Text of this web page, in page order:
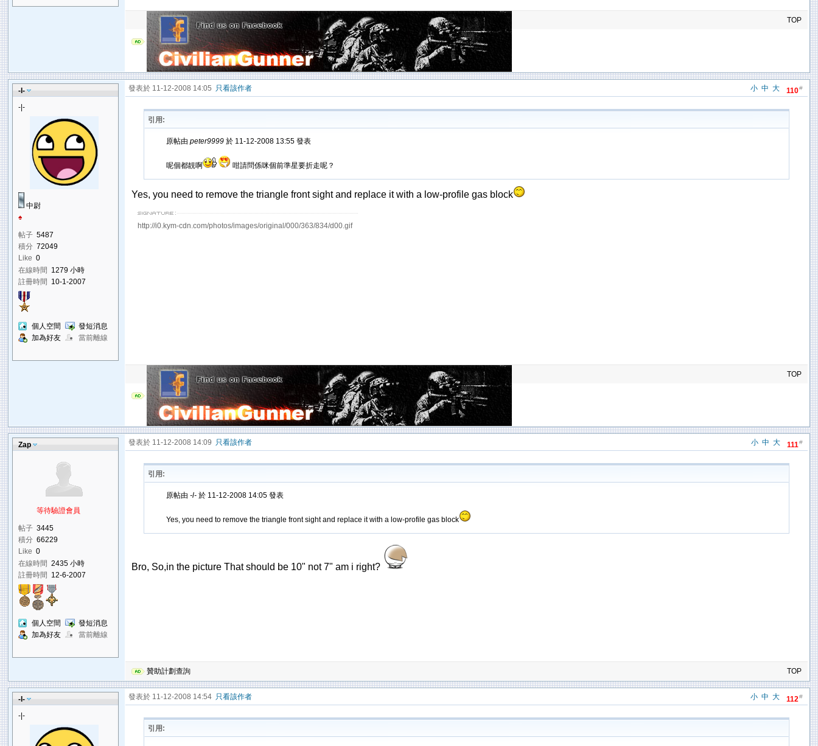
TOP
-l-
-|-
中尉
♠
帖子 5487
積分 72049
Like 0
在線時間 1279 小時
註冊時間 10-1-2007
個人空間
發短消息
加為好友
當前離線
110#
大
中
小
發表於 11-12-2008 14:05 只看該作者
引用:
原帖由peter9999 於 11-12-2008 13:55 發表
呢個都靚啊 咁請問係咪個前準星要折走呢？
Yes, you need to remove the triangle front sight and replace it with a low-profile gas block
http://i0.kym-cdn.com/photos/images/original/000/363/834/d00.gif
TOP
Zap
等待驗證會員
帖子 3445
積分 66229
Like 0
在線時間 2435 小時
註冊時間 12-6-2007
個人空間
發短消息
加為好友
當前離線
111#
大
中
小
發表於 11-12-2008 14:09 只看該作者
引用:
原帖由-l- 於 11-12-2008 14:05 發表
Yes, you need to remove the triangle front sight and replace it with a low-profile gas block
Bro, So,in the picture That should be 10" not 7" am i right?
TOP
贊助計劃查詢
-l-
-|-
112#
大
中
小
發表於 11-12-2008 14:54 只看該作者
引用: